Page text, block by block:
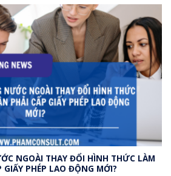
NGOÀI THAY ĐỔI HÌNH THỨC LÀM
GIẤY PHÉP LAO ĐỘNG MỚI?